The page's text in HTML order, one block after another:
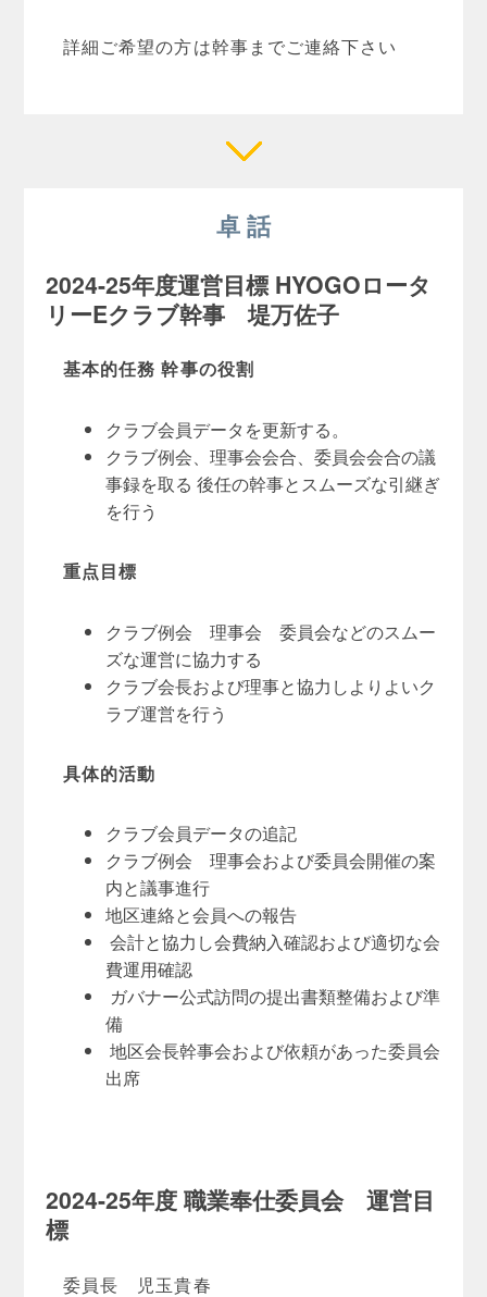
詳細ご希望の方は幹事までご連絡下さい
卓 話
2024-25年度運営目標 HYOGOロータ
リーEクラブ幹事 堤万佐子
基本的任務 幹事の役割
クラブ会員データを更新する。
クラブ例会、理事会会合、委員会会合の議
事録を取る 後任の幹事とスムーズな引継ぎ
を行う
重点目標
クラブ例会 理事会 委員会などのスムー
ズな運営に協力する
クラブ会長および理事と協力しよりよいク
ラブ運営を行う
具体的活動
クラブ会員データの追記
クラブ例会 理事会および委員会開催の案
内と議事進行
地区連絡と会員への報告
会計と協力し会費納入確認および適切な会
費運用確認
ガバナー公式訪問の提出書類整備および準
備
地区会長幹事会および依頼があった委員会
出席
2024-25年度 職業奉仕委員会 運営目
標
委員長 児玉貴春